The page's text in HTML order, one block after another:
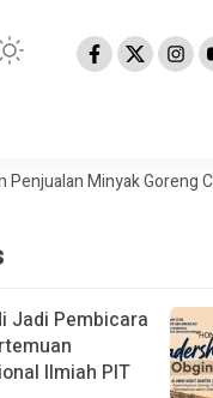
Minyak Goreng Curah
Jadi Pembicara
Ilmiah PIT